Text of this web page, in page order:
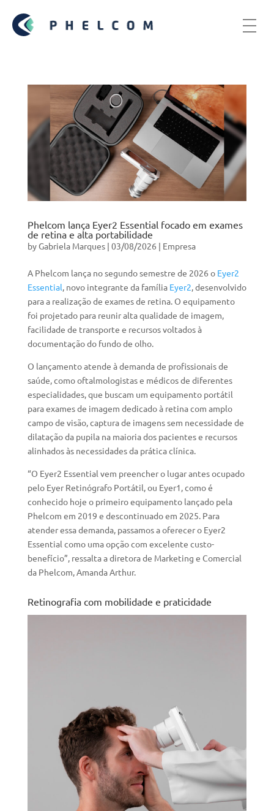
Phelcom lança Eyer2 Essential focado em exames
de retina e alta portabilidade
byGabriela Marques| 03/08/2026 | Empresa
A Phelcom lança no segundo semestre de 2026 o Eyer2
Essential, novo integrante da família Eyer2, desenvolvido
para a realização de exames de retina. O equipamento
foi projetado para reunir alta qualidade de imagem,
facilidade de transporte e recursos voltados à
documentação do fundo de olho.
O lançamento atende à demanda de profissionais de
saúde, como oftalmologistas e médicos de diferentes
especialidades, que buscam um equipamento portátil
para exames de imagem dedicado à retina com amplo
campo de visão, captura de imagens sem necessidade de
dilatação da pupila na maioria dos pacientes e recursos
alinhados às necessidades da prática clínica.
“O Eyer2 Essential vem preencher o lugar antes ocupado
pelo Eyer Retinógrafo Portátil, ou Eyer1, como é
conhecido hoje o primeiro equipamento lançado pela
Phelcom em 2019 e descontinuado em 2025. Para
atender essa demanda, passamos a oferecer o Eyer2
Essential como uma opção com excelente custo-
benefício”, ressalta a diretora de Marketing e Comercial
da Phelcom, Amanda Arthur.
Retinografia com mobilidade e praticidade